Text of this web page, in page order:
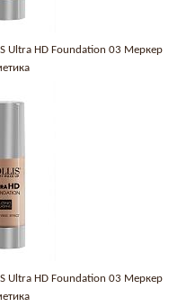
Ultra HD Foundation 03 Меркер
Ultra HD Foundation 03 Меркер